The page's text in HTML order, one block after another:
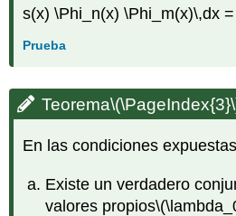
s(x) \Phi_n(x) \Phi_m(x)\,dx
Prueba
Teorema
En las condiciones
Existe un verdadero
valores propios